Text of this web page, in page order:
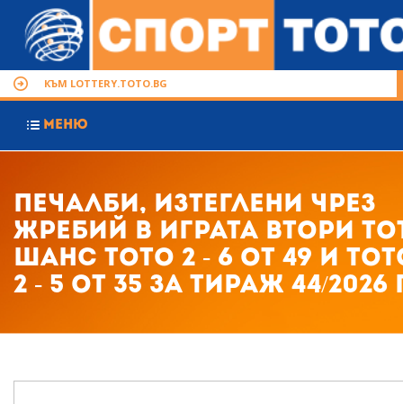
КЪМ LOTTERY.TOTO.BG
МЕНЮ
Печалби, изтеглени чрез
жребий в играта Втори
шанс ТОТО 2 - 6 от 49 и
2 - 5 от 35 за тираж 44/2026